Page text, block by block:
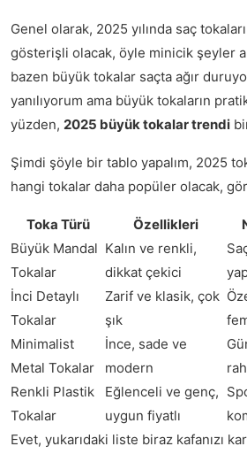
Genel olarak, 2025 yılında saç
gösterişli olacak, öyle minicik şeyler
bazen büyük tokalar saçta ağır
yanılıyorum ama büyük tokaların
yüzden, 2025 büyük tokalar trendi
Şimdi şöyle bir tablo yapalım, 2025
hangi tokalar daha popüler olacak,
Toka Türü Özellikleri
Büyük Mandal
Tokalar
Kalın ve renkli,
dikkat çekici
İnci Detaylı
Tokalar
Zarif ve klasik, çok
şık
Minimalist
Metal Tokalar
İnce, sade ve
modern
Renkli Plastik
Tokalar
Eğlenceli ve genç,
uygun fiyatlı
Evet, yukarıdaki liste biraz kafanızı